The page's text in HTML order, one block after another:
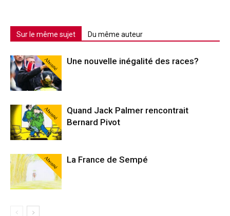
Sur le même sujet Du même auteur
Abonné Une nouvelle inégalité des races?
Abonné
Quand Jack Palmer rencontrait
Bernard Pivot
Abonné La France de Sempé